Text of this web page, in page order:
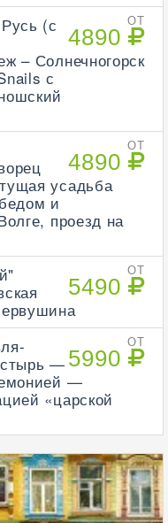
ОТ
4890
(с
– Солнечногорск
с
ОТ
4890
усадьба
и
проезд на
ОТ
5490
ОТ
5990
—
—
«царской